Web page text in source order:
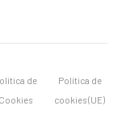
de
Cookies
Política de
cookies (UE)